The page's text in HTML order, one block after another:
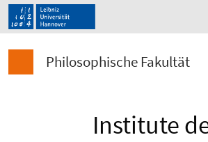
Philosophische Fakultät
Institute